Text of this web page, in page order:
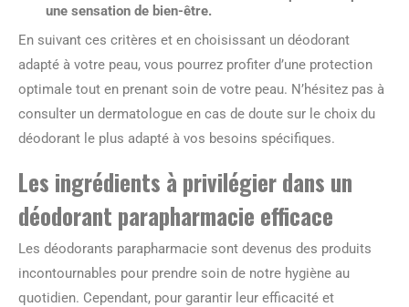
une sensation de bien-être.
En suivant ces critères et en choisissant un déodorant
adapté à votre peau, vous pourrez profiter d’une protection
optimale tout en prenant soin de votre peau. N’hésitez pas à
consulter un dermatologue en cas de doute sur le choix du
déodorant le plus adapté à vos besoins spécifiques.
Les ingrédients à privilégier dans un
déodorant parapharmacie efficace
Les déodorants parapharmacie sont devenus des produits
incontournables pour prendre soin de notre hygiène au
quotidien. Cependant, pour garantir leur efficacité et